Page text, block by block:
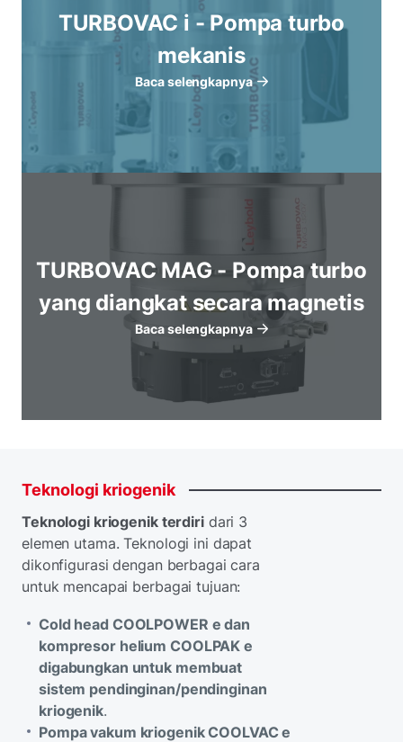
TURBOVAC i - Pompa turbo
mekanis
Baca selengkapnya
TURBOVAC MAG - Pompa turbo
yang diangkat secara magnetis
Baca selengkapnya
Teknologi kriogenik
Teknologi kriogenik terdiridari 3
elemen utama. Teknologi ini dapat
dikonfigurasi dengan berbagai cara
untuk mencapai berbagai tujuan:
Cold head COOLPOWER e dan
kompresor helium COOLPAK e
digabungkan untuk membuat
sistem pendinginan/pendinginan
kriogenik.
Pompa vakum kriogenik COOLVAC e